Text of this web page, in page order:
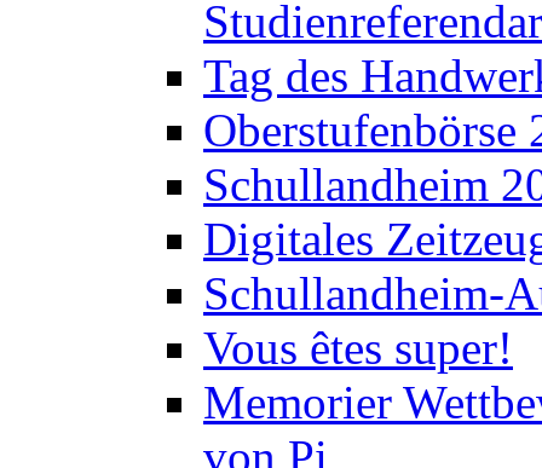
Tag des
Oberstufenbörse
Schullandheim
Digitales
Schullandheim-
Vous êtes super!
Memorier
von Pi